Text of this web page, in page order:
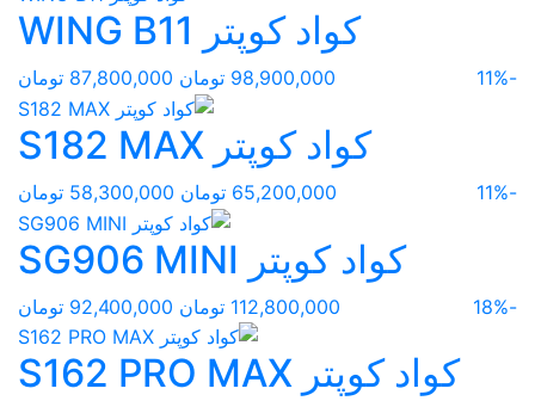
کواد کوپتر WING B11
-11% 98,900,000 تومان 87,800,000 تومان
کواد کوپتر S182 MAX
-11% 65,200,000 تومان 58,300,000 تومان
کواد کوپتر SG906 MINI
-18% 112,800,000 تومان 92,400,000 تومان
کواد کوپتر S162 PRO MAX